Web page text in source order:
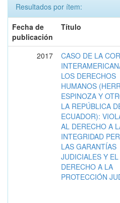
Resultados por ítem:
Fecha de
publicación
Título
2017
CASO DE LA
LOS DERECHOS
HUMANOS
ESPINOZA Y
LA REPÚBLICA
ECUADOR):
AL DERECHO A
INTEGRIDAD
LAS GARANTÍAS
JUDICIALES Y EL
DERECHO A LA
PROTECCIÓN